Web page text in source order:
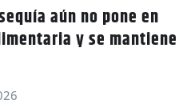
aún no pone en
y se mantiene